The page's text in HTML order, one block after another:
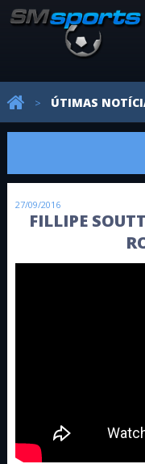
PROFISSIONALCATEGORIAS
DE BASE
> ÚTIMAS
27/09/2016
FILLIPE